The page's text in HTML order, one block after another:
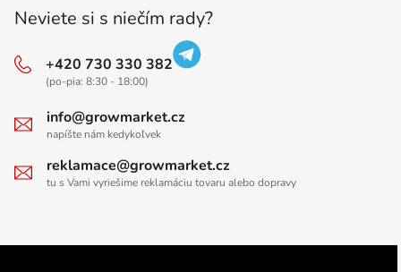
Neviete si s niečím rady?
+420 730 330 382
(po-pia: 8:30 - 18:00)
info@growmarket.cz
napíšte nám kedykoľvek
reklamace@growmarket.cz
tu s Vami vyriešime reklamáciu tovaru alebo dopravy